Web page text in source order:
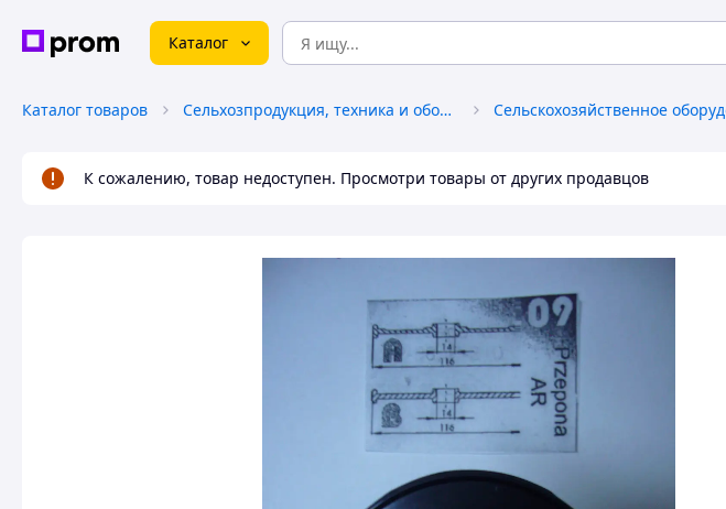
Каталог
Каталог товаров Сельхозпродукция, техника и оборудование
К сожалению, товар недоступен. Просмотри товары от других продавцов